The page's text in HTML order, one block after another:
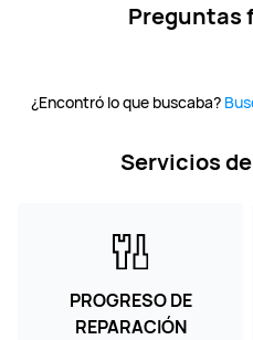
Preguntas
¿Encontró lo que buscaba?
Servicios
PROGRESO DE
REPARACIÓN